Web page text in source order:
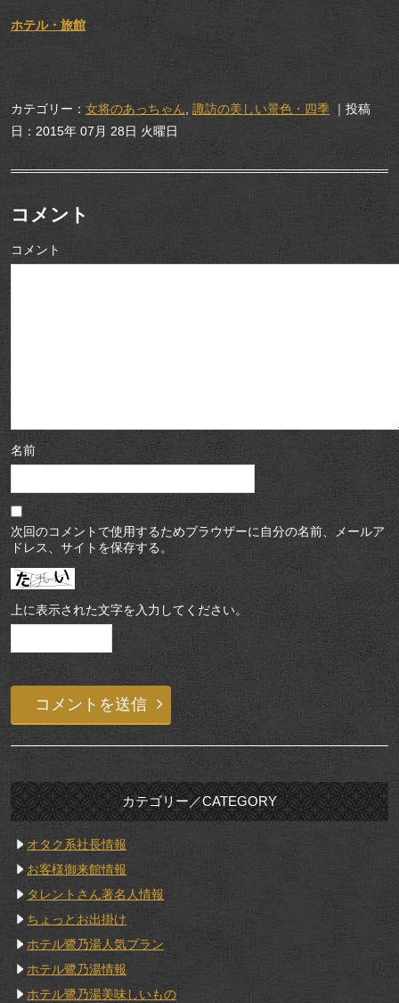
ホテル・旅館
カテゴリー： 女将のあっちゃん, 諏訪の美しい景色・四季 ｜投稿
日：2015年 07月 28日 火曜日
コメント
コメント
名前
次回のコメントで使用するためブラウザーに自分の名前、メールア
ドレス、サイトを保存する。
上に表示された文字を入力してください。
カテゴリー／CATEGORY
オタク系社長情報
お客様御来館情報
タレントさん著名人情報
ちょっとお出掛け
ホテル鷺乃湯人気プラン
ホテル鷺乃湯情報
ホテル鷺乃湯美味しいもの